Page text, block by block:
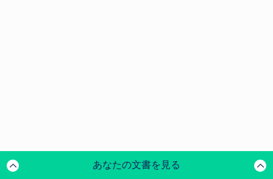
あなたの文書を見る